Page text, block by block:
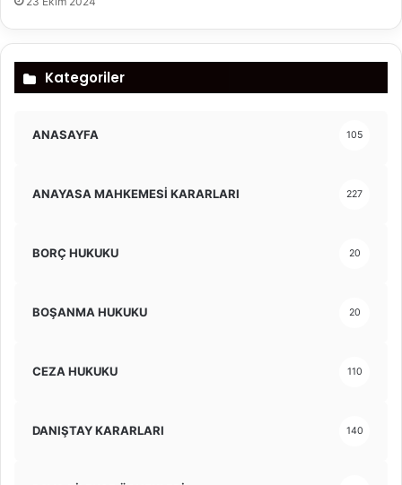
Kategoriler
ANASAYFA 105
ANAYASA MAHKEMESİ KARARLARI 227
BORÇ HUKUKU 20
BOŞANMA HUKUKU 20
CEZA HUKUKU 110
DANIŞTAY KARARLARI 140